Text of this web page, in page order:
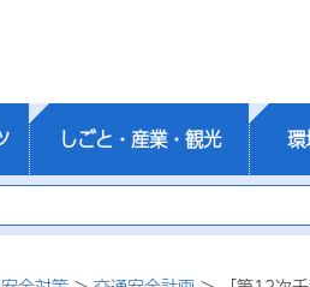
しごと・産業・観光 環